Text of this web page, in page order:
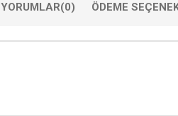
YORUMLAR(0) ÖDEME